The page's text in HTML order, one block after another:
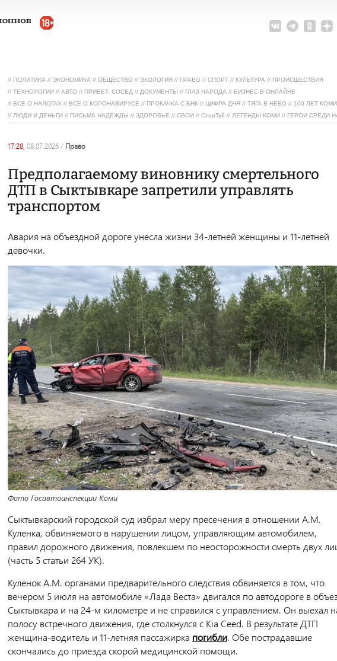
// ПОЛИТИКА // ЭКОНОМИКА // ОБЩЕСТВО // ЭКОЛОГИЯ // ПРАВО // СПОРТ // КУЛЬТУРА // ПРОИСШЕСТВИЯ
// ТЕХНОЛОГИИ // АВТО // ПРИВЕТ, СОСЕД // ДОКУМЕНТЫ // ГЛАЗ НАРОДА // БИЗНЕС В ОНЛАЙНЕ
// ВСЕ О НАЛОГАХ // ВСЕ О КОРОНАВИРУСЕ // ПРОКАЧКА С БНК // ЦИФРА ДНЯ // ТЯГА В НЕБО // 100 ЛЕТ КОМИ
// ЛЮДИ И ДЕНЬГИ // ПИСЬМА НАДЕЖДЫ // ЗДОРОВЬЕ // СВОИ // СтарТуй // ЛЕГЕНДЫ КОМИ // ГЕРОИ СРЕДИ
17:28, 08.07.2026 / право
Предполагаемому виновнику смертельного
ДТП в Сыктывкаре запретили управлять
транспортом
Авария на объездной дороге унесла жизни 34-летней женщины и 11-летней
девочки.
Фото Госавтоинспекции Коми
Сыктывкарский городской суд избрал меру пресечения в отношении А.М.
Куленка, обвиняемого в нарушении лицом, управляющим автомобилем,
правил дорожного движения, повлекшем по неосторожности смерть двух
(часть 5 статьи 264 УК).
Куленок А.М. органами предварительного следствия обвиняется в том, что
вечером 5 июля на автомобиле «Лада Веста» двигался по автодороге в
Сыктывкара и на 24-м километре и не справился с управлением. Он выехал
полосу встречного движения, где столкнулся с Kia Ceed. В результате ДТП
женщина-водитель и 11-летняя пассажирка погибли. Обе пострадавшие
скончались до приезда скорой медицинской помощи.